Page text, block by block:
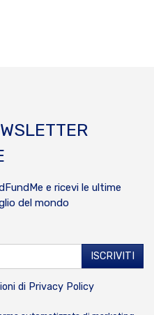
e ricevi le ultime
del mondo
di Privacy Policy